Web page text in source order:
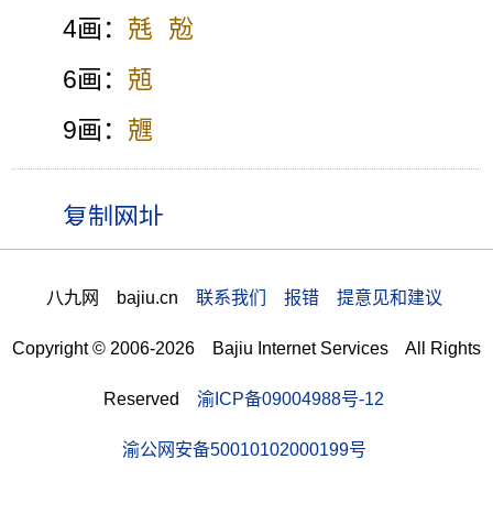
4画： 兞 兝
6画： 兡
9画： 兣
八九网 bajiu.cn 联系我们 报错 提意见和建议
Copyright © 2006-2026 Bajiu Internet Services All Rights
Reserved 渝ICP备09004988号-12
渝公网安备50010102000199号